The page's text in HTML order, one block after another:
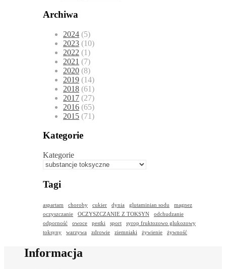
Archiwa
2024 (5)
2023 (10)
2022 (1)
2021 (7)
2020 (8)
2019 (14)
2018 (61)
2017 (27)
2016 (65)
2015 (71)
Kategorie
Kategorie
Tagi
aspartam choroby cukier dynia glutaminian sodu
magnez
oczyszczanie
OCZYSZCZANIE Z TOKSYN
odchudzanie
odporność
owoce pestki sport
syrop fruktozowo glukozowy
toksyny
warzywa zdrowie ziemniaki żywienie żywność
Informacja